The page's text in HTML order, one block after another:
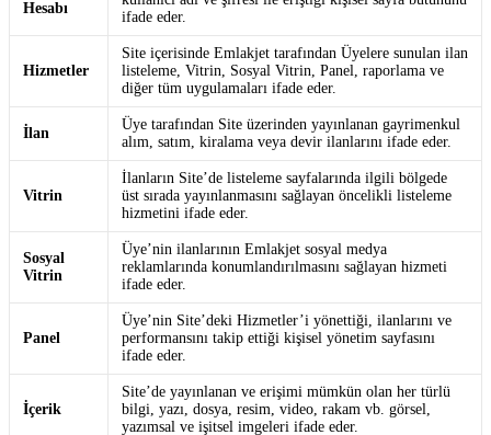
Hesabı
ifade eder.
Hizmetler
Site içerisinde Emlakjet tarafından Üyelere sunulan ilan
listeleme, Vitrin, Sosyal Vitrin, Panel, raporlama ve
diğer tüm uygulamaları ifade eder.
İlan
Üye tarafından Site üzerinden yayınlanan gayrimenkul
alım, satım, kiralama veya devir ilanlarını ifade eder.
Vitrin
İlanların Site’de listeleme sayfalarında ilgili bölgede
üst sırada yayınlanmasını sağlayan öncelikli listeleme
hizmetini ifade eder.
Sosyal
Vitrin
Üye’nin ilanlarının Emlakjet sosyal medya
reklamlarında konumlandırılmasını sağlayan hizmeti
ifade eder.
Panel
Üye’nin Site’deki Hizmetler’i yönettiği, ilanlarını ve
performansını takip ettiği kişisel yönetim sayfasını
ifade eder.
İçerik
Site’de yayınlanan ve erişimi mümkün olan her türlü
bilgi, yazı, dosya, resim, video, rakam vb. görsel,
yazımsal ve işitsel imgeleri ifade eder.